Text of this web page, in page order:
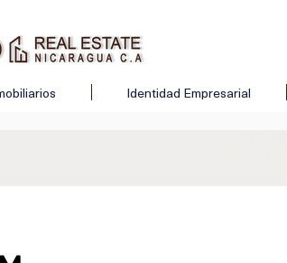
Identidad Empresarial